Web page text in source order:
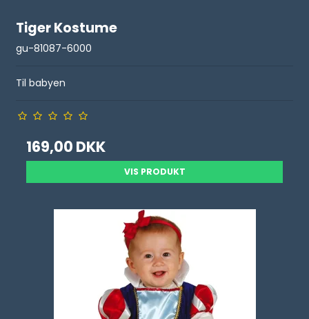
Tiger Kostume
gu-81087-6000
Til babyen
169,00 DKK
VIS PRODUKT